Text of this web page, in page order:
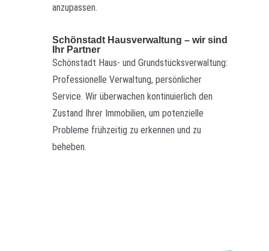
anzupassen.
Schönstadt Hausverwaltung – wir sind
Ihr Partner
Schönstadt Haus- und Grundstücksverwaltung:
Professionelle Verwaltung, persönlicher
Service. Wir überwachen kontinuierlich den
Zustand Ihrer Immobilien, um potenzielle
Probleme frühzeitig zu erkennen und zu
beheben.